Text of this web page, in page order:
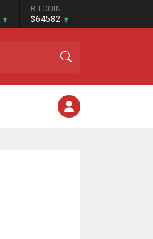
BITCOIN
$64582